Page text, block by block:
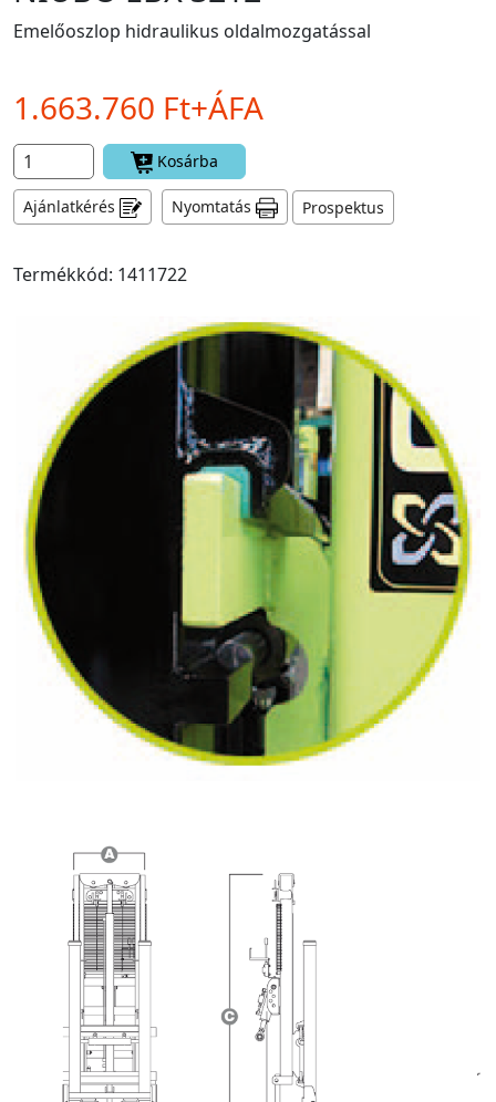
Emelőoszlop hidraulikus oldalmozgatással
1.663.760 Ft+ÁFA
Kosárba
Ajánlatkérés Nyomtatás Prospektus
Termékkód: 1411722